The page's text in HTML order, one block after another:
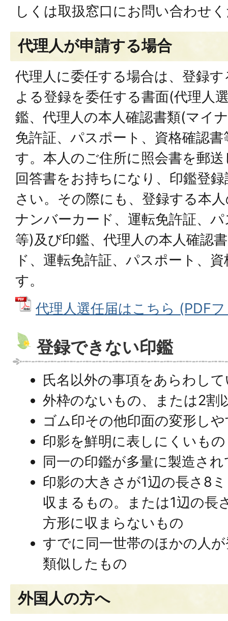
しくは取扱窓口にお問い合わせ
代理人が申請する場合
代理人に委任する場合は、登録
よる登録を委任する書面(代理人
鑑、代理人の本人確認書類(マイ
免許証、パスポート、資格確認
す。本人のご住所に照会書を郵
回答書をお持ちになり、印鑑登
さい。その際にも、登録する本
ナンバーカード、運転免許証、
等)及び印鑑、代理人の本人確認
ド、運転免許証、パスポート、
す。
代理人選任届はこちら (PDF
登録できない印鑑
氏名以外の事項をあらわし
外枠のないもの、または2割
ゴム印その他印面の変形し
印影を鮮明に表しにくいもの
同一の印鑑が多量に製造さ
印影の大きさが1辺の長さ8
収まるもの。または1辺の長
方形に収まらないもの
すでに同一世帯のほかの人
類似したもの
外国人の方へ